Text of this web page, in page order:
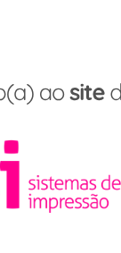
Impressora